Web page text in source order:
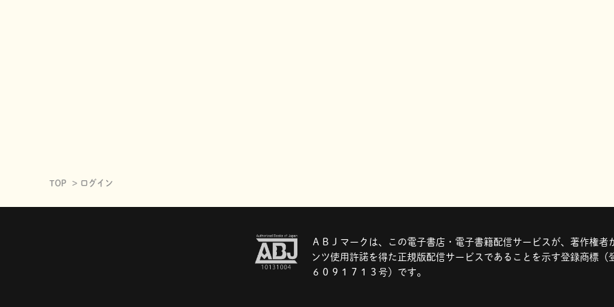
TOP ログイン
ＡＢＪマークは、この電子書店・電子書籍配信サービスが、著作権者
ンツ使用許諾を得た正規版配信サービスであることを示す登録商標（
６０９１７１３号）です。